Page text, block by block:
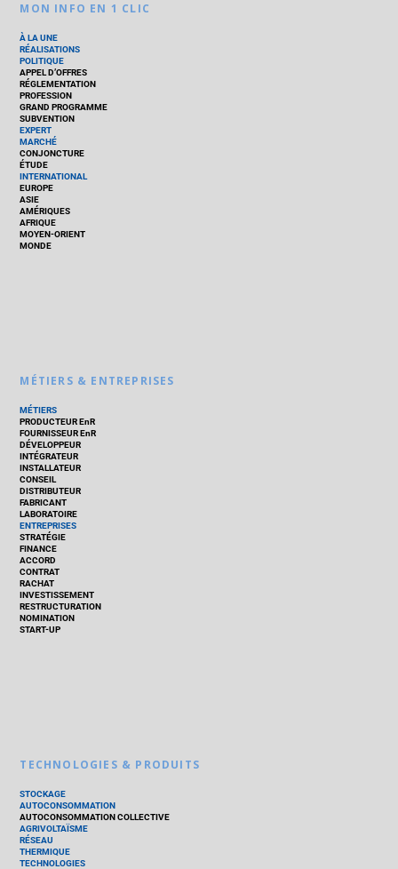
MON INFO EN 1 CLIC
À LA UNE
RÉALISATIONS
POLITIQUE
APPEL D’OFFRES
RÉGLEMENTATION
PROFESSION
GRAND PROGRAMME
SUBVENTION
EXPERT
MARCHÉ
CONJONCTURE
ÉTUDE
INTERNATIONAL
EUROPE
ASIE
AMÉRIQUES
AFRIQUE
MOYEN-ORIENT
MONDE
MÉTIERS & ENTREPRISES
MÉTIERS
PRODUCTEUR EnR
FOURNISSEUR EnR
DÉVELOPPEUR
INTÉGRATEUR
INSTALLATEUR
CONSEIL
DISTRIBUTEUR
FABRICANT
LABORATOIRE
ENTREPRISES
STRATÉGIE
FINANCE
ACCORD
CONTRAT
RACHAT
INVESTISSEMENT
RESTRUCTURATION
NOMINATION
START-UP
TECHNOLOGIES & PRODUITS
STOCKAGE
AUTOCONSOMMATION
AUTOCONSOMMATION COLLECTIVE
AGRIVOLTAÏSME
RÉSEAU
THERMIQUE
TECHNOLOGIES